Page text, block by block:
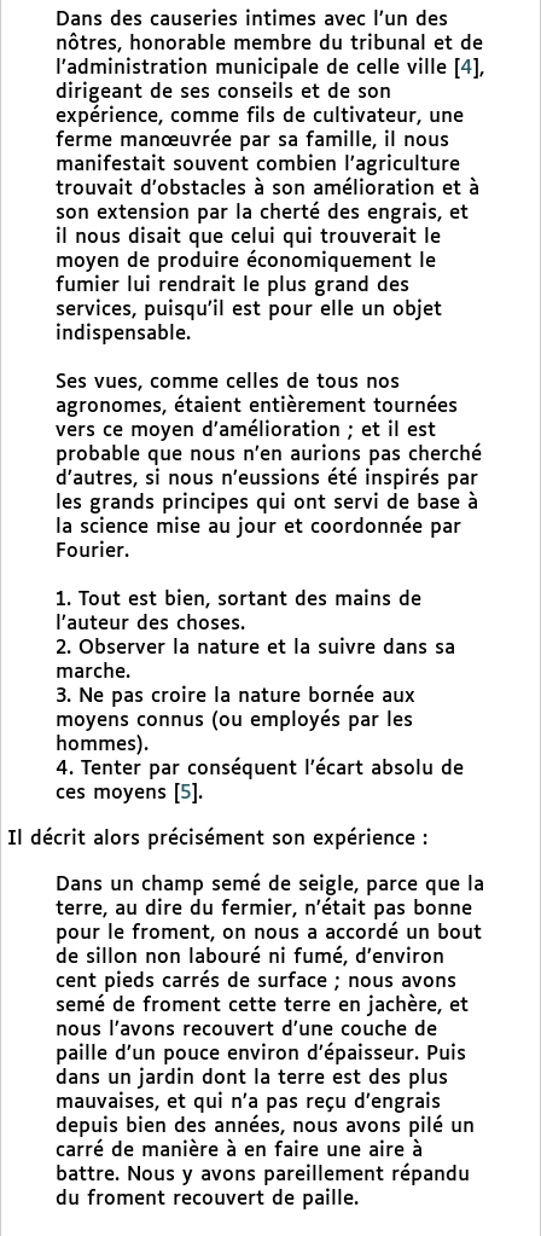
Dans des causeries intimes avec l’un des
nôtres, honorable membre du tribunal et de
l’administration municipale de celle ville
4 ,
dirigeant de ses conseils et de son
expérience, comme fils de cultivateur, une
ferme manœuvrée par sa famille, il nous
manifestait souvent combien l’agriculture
trouvait d’obstacles à son amélioration et à
son extension par la cherté des engrais, et
il nous disait que celui qui trouverait le
moyen de produire économiquement le
fumier lui rendrait le plus grand des
services, puisqu’il est pour elle un objet
indispensable.
Ses vues, comme celles de tous nos
agronomes, étaient entièrement tournées
vers ce moyen d’amélioration ; et il est
probable que nous n’en aurions pas cherché
d’autres, si nous n’eussions été inspirés par
les grands principes qui ont servi de base à
la science mise au jour et coordonnée par
Fourier.
1. Tout est bien, sortant des mains de
l’auteur des choses.
2. Observer la nature et la suivre dans sa
marche.
3. Ne pas croire la nature bornée aux
moyens connus (ou employés par les
hommes).
4. Tenter par conséquent l’écart absolu de
ces moyens
5 .
Il décrit alors précisément son expérience :
Dans un champ semé de seigle, parce que la
terre, au dire du fermier, n’était pas bonne
pour le froment, on nous a accordé un bout
de sillon non labouré ni fumé, d’environ
cent pieds carrés de surface ; nous avons
semé de froment cette terre en jachère, et
nous l’avons recouvert d’une couche de
paille d’un pouce environ d’épaisseur. Puis
dans un jardin dont la terre est des plus
mauvaises, et qui n’a pas reçu d’engrais
depuis bien des années, nous avons pilé un
carré de manière à en faire une aire à
battre. Nous y avons pareillement répandu
du froment recouvert de paille.